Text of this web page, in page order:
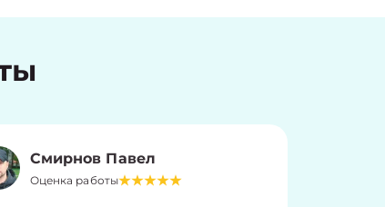
Смирнов Павел
Оценка работы